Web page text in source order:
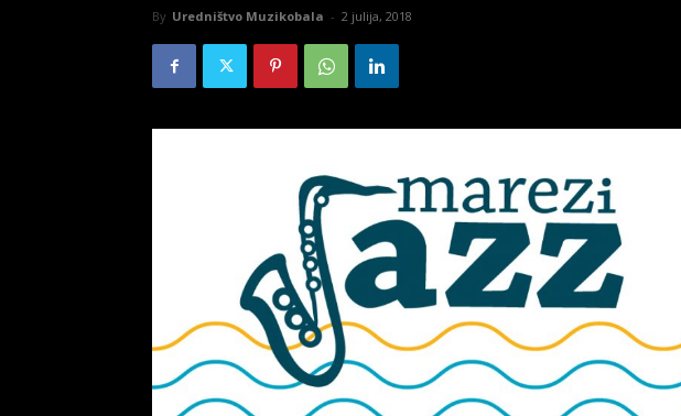
By Uredništvo Muzikobala - 2 julija, 2018